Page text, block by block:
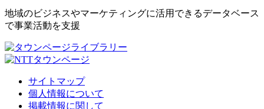
地域のビジネスやマーケティングに活用できるデータベース
で事業活動を支援
サイトマップ
個人情報について
掲載情報に関して